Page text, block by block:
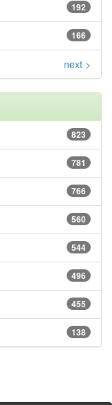
192
166
next >
823
781
766
560
544
496
455
138